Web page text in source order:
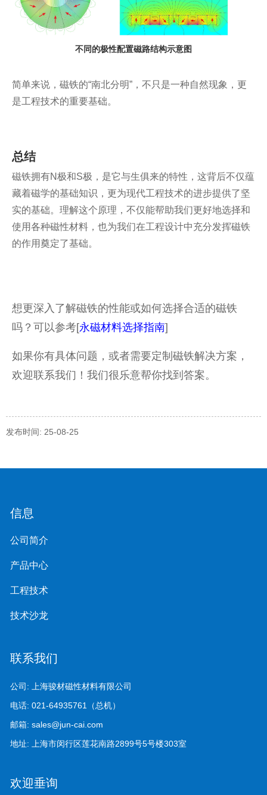
不同的极性配置磁路结构示意图
简单来说，磁铁的“南北分明”，不只是一种自然现象，更
是工程技术的重要基础。
总结
磁铁拥有N极和S极，是它与生俱来的特性，这背后不仅蕴
藏着磁学的基础知识，更为现代工程技术的进步提供了坚
实的基础。理解这个原理，不仅能帮助我们更好地选择和
使用各种磁性材料，也为我们在工程设计中充分发挥磁铁
的作用奠定了基础。
想更深入了解磁铁的性能或如何选择合适的磁铁
吗？可以参考[永磁材料选择指南]
如果你有具体问题，或者需要定制磁铁解决方案，
欢迎联系我们！我们很乐意帮你找到答案。
发布时间: 25-08-25
信息
公司简介
产品中心
工程技术
技术沙龙
联系我们
公司:
上海骏材磁性材料有限公司
电话:021-64935761（总机）
邮箱:sales@jun-cai.com
地址:
上海市闵行区莲花南路2899号5号楼303室
欢迎垂询